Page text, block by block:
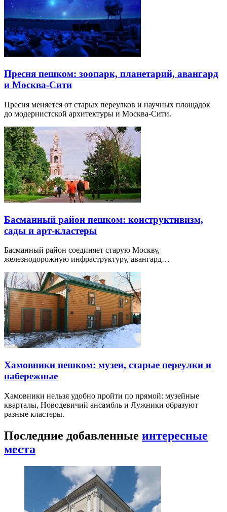
Пресня пешком: зоопарк, планетарий, авангард
и Москва-Сити
Пресня меняется от старых переулков и научных площадок
до модернистской архитектуры и Москва-Сити.
Басманный район пешком: конструктивизм,
сады и арт-кластеры
Басманный район соединяет старую Москву,
железнодорожную инфраструктуру, авангард…
Хамовники пешком: музеи, старые переулки и
набережные
Хамовники нельзя удобно пройти по прямой: музейные
кварталы, Новодевичий ансамбль и Лужники образуют
разные кластеры.
Последние добавленные интересные
места